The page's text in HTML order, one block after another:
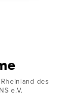
des
e.V.